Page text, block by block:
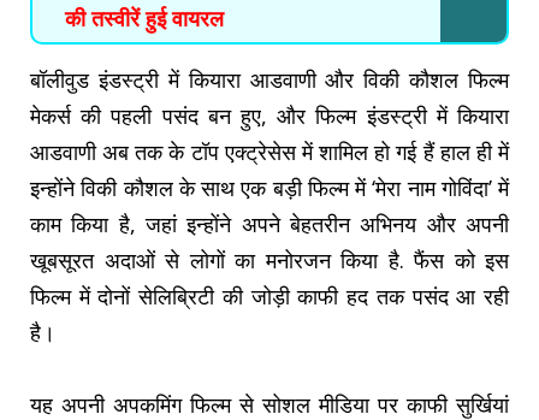
की तस्वीरें हुई वायरल
बॉलीवुड इंडस्ट्री में कियारा आडवाणी और विकी कौशल फिल्म
मेकर्स की पहली पसंद बन हुए, और फिल्म इंडस्ट्री में कियारा
आडवाणी अब तक के टॉप एक्ट्रेसेस में शामिल हो गई हैं हाल ही में
इन्होंने विकी कौशल के साथ एक बड़ी फिल्म में ‘मेरा नाम गोविंदा’ में
काम किया है, जहां इन्होंने अपने बेहतरीन अभिनय और अपनी
खूबसूरत अदाओं से लोगों का मनोरजन किया है. फैंस को इस
फिल्म में दोनों सेलिब्रिटी की जोड़ी काफी हद तक पसंद आ रही
है।
यह अपनी अपकमिंग फिल्म से सोशल मीडिया पर काफी सुर्खियां